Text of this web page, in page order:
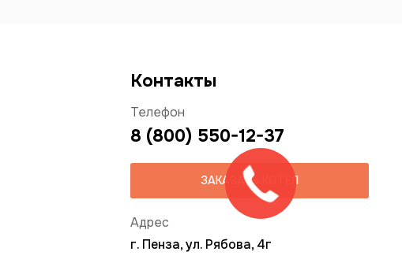
Контакты
Телефон
8 (800) 550-12-37
ЗАКАЗАТЬ КОТЁЛ
Адрес
г. Пенза, ул. Рябова, 4г